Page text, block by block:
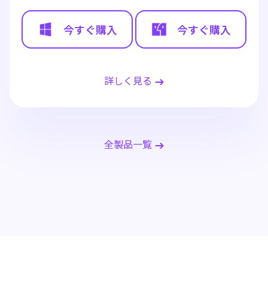
今すぐ購入 今すぐ購入
詳しく見る
全製品一覧